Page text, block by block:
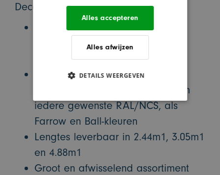
Decor kiezen?
Keuze uit producten van MDF,
meranti, eiken, grenen, fineer,
aluminium, RVS en PVC
Keuze uit dubbel gegrond,
voorgelakt of volledig afgelakt in
iedere gewenste RAL/NCS, als
Farrow en Ball-kleuren
Lengtes leverbaar in 2.44m1, 3.05m1
en 4.88m1
Groot en afwisselend assortiment
Alles accepteren
Alles afwijzen
DETAILS WEERGEVEN